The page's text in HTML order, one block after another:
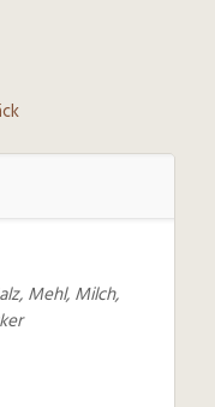
Mehl, Milch,